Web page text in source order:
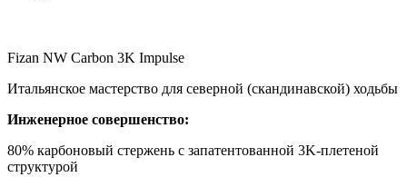
Fizan NW Carbon 3K Impulse
Итальянское мастерство для северной (скандинавской) ходьбы
Инженерное совершенство:
80% карбоновый стержень с запатентованной 3K-плетеной
структурой